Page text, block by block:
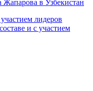
в Узбекистан
лидеров
и с участием